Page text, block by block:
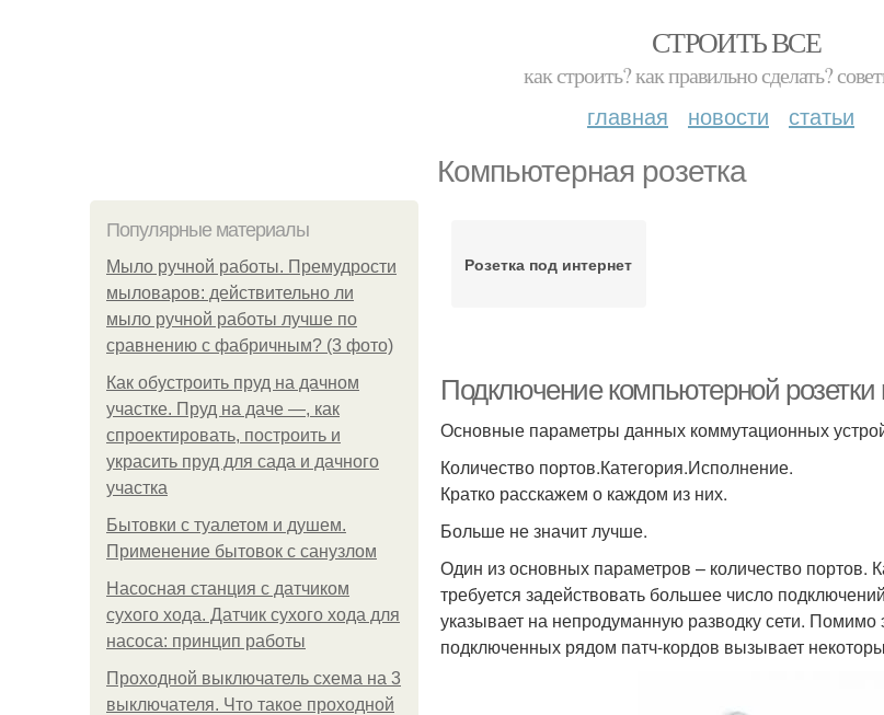
СТРОИТЬ ВСЕ
как строить? как правильно сделать?
главная новости статьи
Компьютерная розетка
Популярные материалы
Мыло ручной работы. Премудрости
мыловаров: действительно ли
мыло ручной работы лучше по
сравнению с фабричным? (3 фото)
Как обустроить пруд на дачном
участке. Пруд на даче —, как
спроектировать, построить и
украсить пруд для сада и дачного
участка
Бытовки с туалетом и душем.
Применение бытовок с санузлом
Насосная станция с датчиком
сухого хода. Датчик сухого хода для
насоса: принцип работы
Проходной выключатель схема на 3
выключателя. Что такое проходной
Розетка под интернет
Подключение компьютерной
Основные параметры данных коммутационных
Количество портов.Категория.Исполнение.
Кратко расскажем о каждом из них.
Больше не значит лучше.
Один из основных параметров – количество портов.
требуется задействовать большее число
указывает на непродуманную разводку сети. Помимо
подключенных рядом патч-кордов вызывает